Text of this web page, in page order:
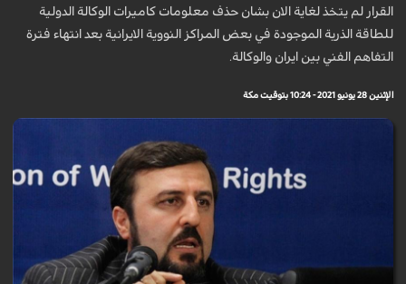
القرار لم يتخذ لغاية الان بشان حذف معلومات كاميرات الوكالة الدولية
للطاقة الذرية الموجودة في بعض المراكز النووية الايرانية بعد انتهاء فترة
التفاهم الفني بين ايران والوكالة.
الإثنين 28 يونيو 2021 - 10:24 بتوقيت مكة